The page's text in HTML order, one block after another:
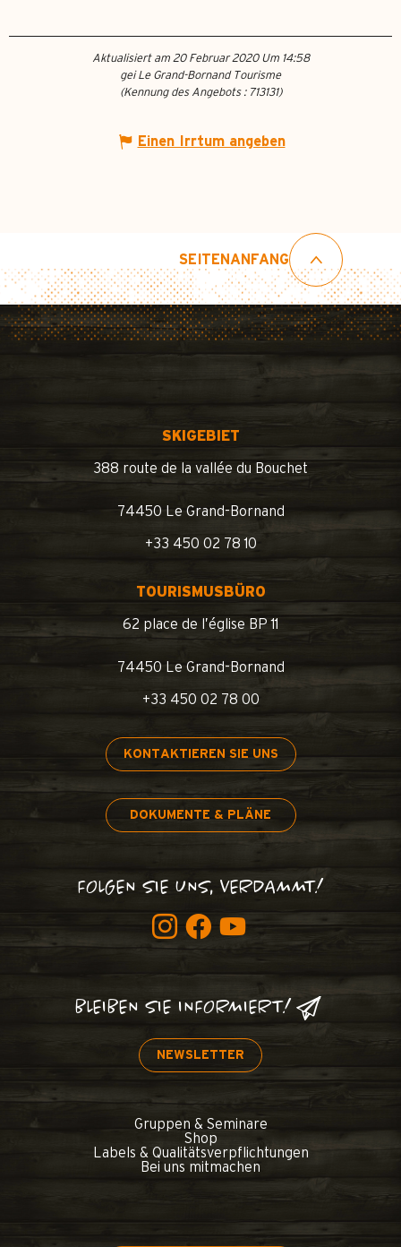
Aktualisiert am 20 Februar 2020 Um 14:58
gei Le Grand-Bornand Tourisme
(Kennung des Angebots : 713131)
Einen Irrtum angeben
SEITENANFANG
SKIGEBIET
388 route de la vallée du Bouchet
74450 Le Grand-Bornand
+33 450 02 78 10
TOURISMUSBÜRO
62 place de l’église BP 11
74450 Le Grand-Bornand
+33 450 02 78 00
KONTAKTIEREN SIE UNS
DOKUMENTE & PLÄNE
FOLGEN SIE UNS, VERDAMMT!
BLEIBEN SIE INFORMIERT!
NEWSLETTER
Gruppen & Seminare
Shop
Labels & Qualitätsverpflichtungen
Bei uns mitmachen